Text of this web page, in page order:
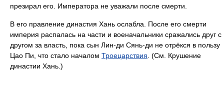
презирал его. Императора не уважали после смерти.
В его правление династия Хань ослабла. После его смерти
империя распалась на части и военачальники сражались друг с
другом за власть, пока сын Лин-ди Сянь-ди не отрёкся в пользу
Цао Пи, что стало началом Троецарствия . (См. Крушение
династии Хань.)